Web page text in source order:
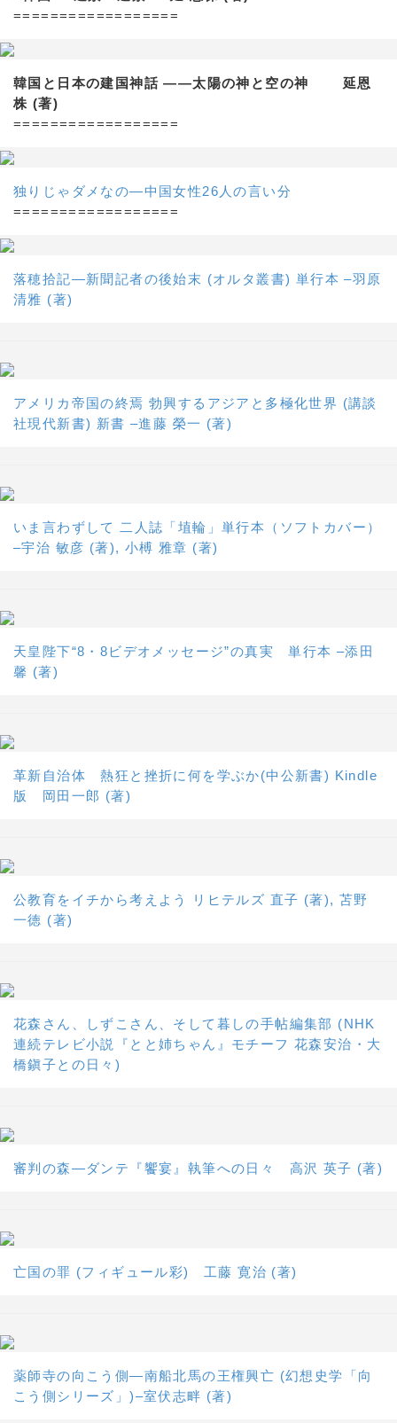
==================
韓国と日本の建国神話 ——太陽の神と空の神 延恩
株 (著)
==================
独りじゃダメなの―中国女性26人の言い分
==================
落穂拾記―新聞記者の後始末 (オルタ叢書) 単行本 –羽原
清雅 (著)
アメリカ帝国の終焉 勃興するアジアと多極化世界 (講談
社現代新書) 新書 –進藤 榮一 (著)
いま言わずして 二人誌「埴輪」単行本（ソフトカバー）
–宇治 敏彦 (著), 小榑 雅章 (著)
天皇陛下“8・8ビデオメッセージ”の真実 単行本 –添田
馨 (著)
革新自治体 熱狂と挫折に何を学ぶか(中公新書) Kindle
版 岡田一郎 (著)
公教育をイチから考えよう リヒテルズ 直子 (著), 苫野
一徳 (著)
花森さん、しずこさん、そして暮しの手帖編集部 (NHK
連続テレビ小説『とと姉ちゃん』モチーフ 花森安治・大
橋鎭子との日々)
審判の森―ダンテ『饗宴』執筆への日々 高沢 英子 (著)
亡国の罪 (フィギュール彩) 工藤 寛治 (著)
薬師寺の向こう側―南船北馬の王権興亡 (幻想史学「向
こう側シリーズ」)–室伏志畔 (著)